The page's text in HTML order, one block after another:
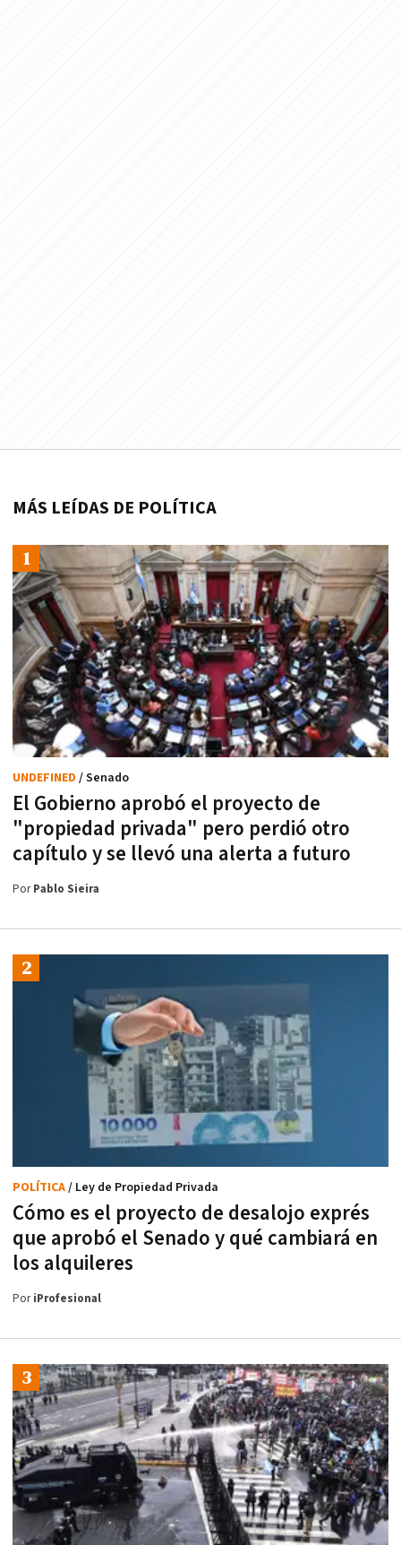
MÁS LEÍDAS DE POLÍTICA
El Gobierno aprobó el proyecto de
"propiedad privada" pero perdió otro
capítulo y se llevó una alerta a futuro
UNDEFINED / Senado
PorPablo Sieira
Cómo es el proyecto de desalojo exprés
que aprobó el Senado y qué cambiará en
los alquileres
POLÍTICA/ Ley de Propiedad Privada
PoriProfesional